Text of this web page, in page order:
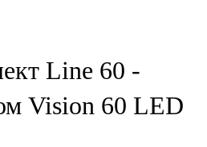
Line 60 -
Vision 60 LED